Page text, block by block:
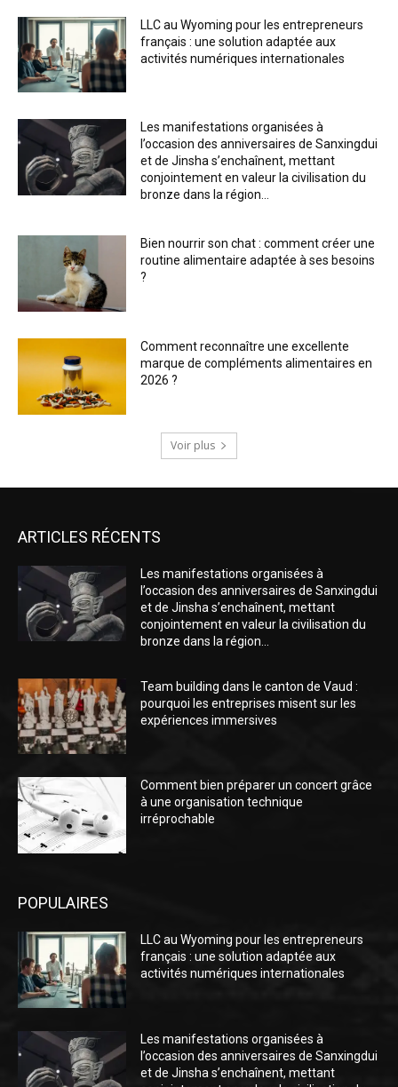
LLC au Wyoming pour les entrepreneurs
français : une solution adaptée aux
activités numériques internationales
Les manifestations organisées à
l’occasion des anniversaires de Sanxingdui
et de Jinsha s’enchaînent, mettant
conjointement en valeur la civilisation du
bronze dans la région...
Bien nourrir son chat : comment créer une
routine alimentaire adaptée à ses besoins
?
Comment reconnaître une excellente
marque de compléments alimentaires en
2026 ?
Voir plus
ARTICLES RÉCENTS
Les manifestations organisées à
l’occasion des anniversaires de Sanxingdui
et de Jinsha s’enchaînent, mettant
conjointement en valeur la civilisation du
bronze dans la région...
Team building dans le canton de Vaud :
pourquoi les entreprises misent sur les
expériences immersives
Comment bien préparer un concert grâce
à une organisation technique
irréprochable
POPULAIRES
LLC au Wyoming pour les entrepreneurs
français : une solution adaptée aux
activités numériques internationales
Les manifestations organisées à
l’occasion des anniversaires de Sanxingdui
et de Jinsha s’enchaînent, mettant